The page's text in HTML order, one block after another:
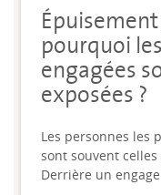
pourquoi
engagées
exposées ?
Les personnes les
sont souvent
Derrière un